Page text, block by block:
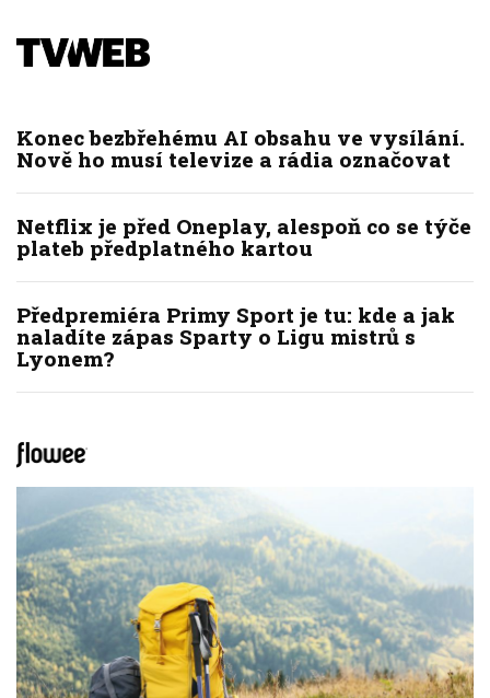
Konec bezbřehému AI obsahu ve vysílání.
Nově ho musí televize a rádia označovat
Netflix je před Oneplay, alespoň co se týče
plateb předplatného kartou
Předpremiéra Primy Sport je tu: kde a jak
naladíte zápas Sparty o Ligu mistrů s
Lyonem?